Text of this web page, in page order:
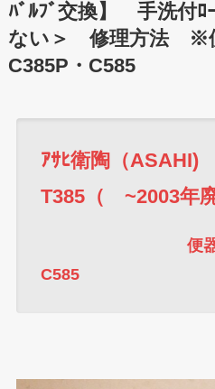
ﾊﾞﾙﾌﾞ交換】 手洗付
ない＞ 修理方法 ※
C385P・C585
ｱｻﾋ衛陶（
T385（ ~2003年廃
便
C585